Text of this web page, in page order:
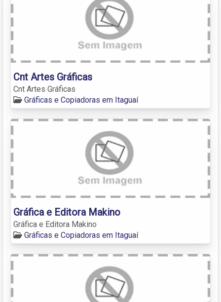
Cnt Artes Gráficas
Cnt Artes Gráficas
Gráficas e Copiadoras em Itaguaí
Gráfica e Editora Makino
Gráfica e Editora Makino
Gráficas e Copiadoras em Itaguaí